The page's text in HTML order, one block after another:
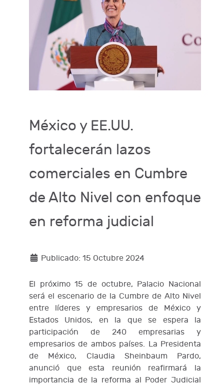
México y EE.UU.
fortalecerán lazos
comerciales en Cumbre
de Alto Nivel con enfoque
en reforma judicial
Publicado: 15 Octubre 2024
El próximo 15 de octubre, Palacio Nacional
será el escenario de la Cumbre de Alto Nivel
entre líderes y empresarios de México y
Estados Unidos, en la que se espera la
participación de 240 empresarias y
empresarios de ambos países. La Presidenta
de México, Claudia Sheinbaum Pardo,
anunció que esta reunión reafirmará la
importancia de la reforma al Poder Judicial